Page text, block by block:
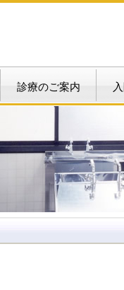
診療のご案内